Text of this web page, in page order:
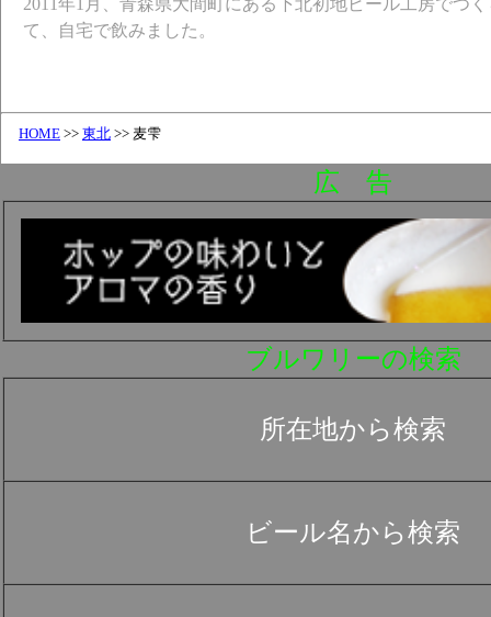
2011年1月、青森県大間町にある下北初地ビール工房でつ
て、自宅で飲みました。
HOME >> 東北 >> 麦雫